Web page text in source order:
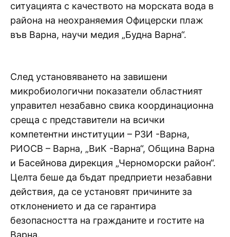
ситуацията с качеството на морската вода в
района на неохраняемия Офицерски плаж
във Варна, научи медия „Будна Варна“.
След установяването на завишени
микробиологични показатели областният
управител незабавно свика координационна
среща с представители на всички
компетентни институции – РЗИ -Варна,
РИОСВ – Варна, „ВиК -Варна“, Община Варна
и Басейнова дирекция „Черноморски район“.
Целта беше да бъдат предприети незабавни
действия, да се установят причините за
отклонението и да се гарантира
безопасността на гражданите и гостите на
Варна.